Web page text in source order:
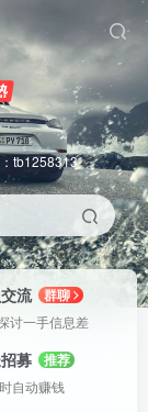
tb1258313
流
群聊
讨一手信息差
募
推荐
自动赚钱